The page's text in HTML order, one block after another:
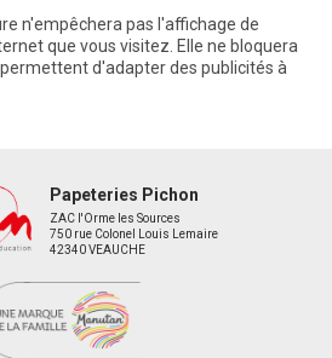
n'empêchera pas l'affichage de
que vous visitez. Elle ne bloquera
d'adapter des publicités à
Papeteries Pichon
ZAC l'Orme les Sources
750 rue Colonel Louis Lemaire
42340 VEAUCHE